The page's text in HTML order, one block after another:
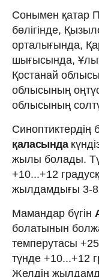
Сонымен қатар
бөлігінде,
орталығында,
шығысында,
Қостанай
облысының
облысының
Синоптиктердің
қаласында
жылы болады.
+10...+12
жылдамдығы 3-
Мамандар бүгін
болатынын
темперутасы
түнде +10...+12
Желдің